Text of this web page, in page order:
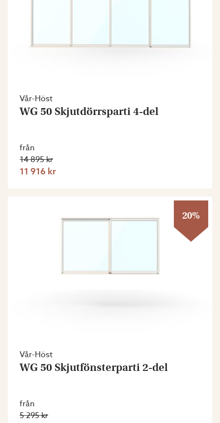
Vår-Höst
WG 50 Skjutdörrsparti 4-del
från
14 895 kr
11 916 kr
20%
Vår-Höst
WG 50 Skjutfönsterparti 2-del
från
5 295 kr